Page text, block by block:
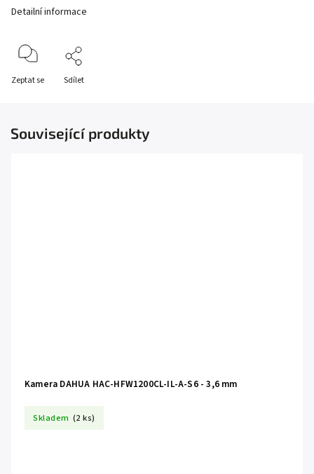
Detailní informace
Zeptat se Sdílet
Související produkty
Kamera DAHUA HAC-HFW1200CL-IL-A-S6 - 3,6 mm
Skladem (2 ks)